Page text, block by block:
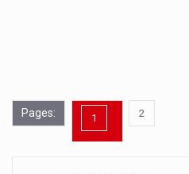
Pages: 1
, 2